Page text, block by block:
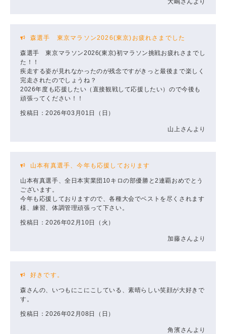
大嶋さんより
森選手 東京マラソン2026(東京)お疲れさまでした
森選手 東京マラソン2026(東京)初マラソン挑戦お疲れさまでし
た！！
疾走する姿が見れなかったのが残念ですがきっと最後まで楽しく
完走されたのでしょうね？
2026年度も応援したい（直接観戦して応援したい）ので今後も
頑張ってください！！
投稿日：2026年03月01日（日）
山上さんより
山本有真選手、今年も応援しております
山本有真選手、全日本実業団10キロの部優勝と2連覇おめでとう
ございます。
今年も応援しておりますので、各種大会でベストを尽くされます
様、練習、体調管理頑張って下さい。
投稿日：2026年02月10日（火）
加藤さんより
好きです。
森さんの、いつもにこにこしている、素晴らしい笑顔が大好きで
す。
投稿日：2026年02月08日（日）
角濱さんより